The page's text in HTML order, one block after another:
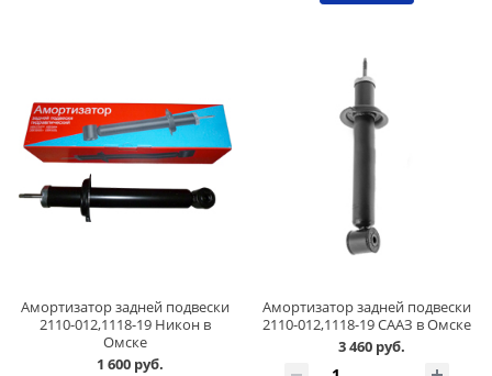
Амортизатор задней подвески
2110-012,1118-19 Никон в
Омске
1 600 руб.
Амортизатор задней подвески
2110-012,1118-19 СААЗ в Омске
3 460 руб.